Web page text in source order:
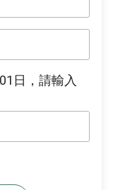
日，請輸入